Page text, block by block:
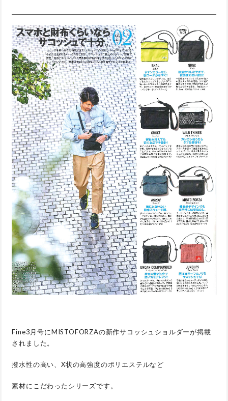
Fine3月号にMISTOFORZAの新作サコッシュショルダーが掲載
されました。
撥水性の高い、X状の高強度のポリエステルなど
素材にこだわったシリーズです。